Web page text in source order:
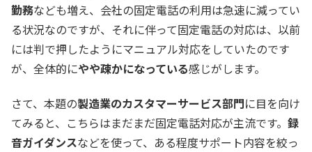
勤務なども増え、会社の固定電話の利用は急速に減ってい
る状況なのですが、それに伴って固定電話の対応は、以前
には判で押したようにマニュアル対応をしていたのです
が、全体的にやや疎かになっている感じがします。
さて、本題の製造業のカスタマーサービス部門に目を向け
てみると、こちらはまだまだ固定電話対応が主流です。 録
音ガイダンスなどを使って、ある程度サポート内容を絞っ